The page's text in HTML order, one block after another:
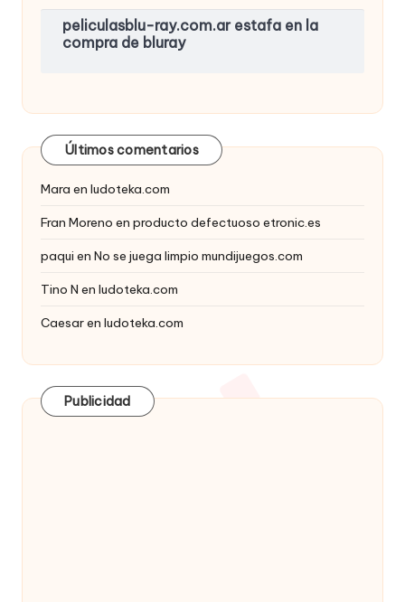
peliculasblu-ray.com.ar estafa en la
compra de bluray
Últimos comentarios
Mara en ludoteka.com
Fran Moreno en producto defectuoso etronic.es
paqui en No se juega limpio mundijuegos.com
Tino N en ludoteka.com
Caesaren ludoteka.com
Publicidad